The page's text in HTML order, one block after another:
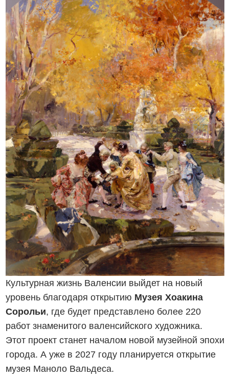
Культурная жизнь Валенсии выйдет на новый
уровень благодаря открытию Музея Хоакина
Сорольи, где будет представлено более 220
работ знаменитого валенсийского художника.
Этот проект станет началом новой музейной эпохи
города. А уже в 2027 году планируется открытие
музея Маноло Вальдеса.